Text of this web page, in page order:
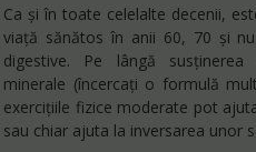
Ca și în toate celelalte decenii,
viață sănătos în anii 60, 70 și
digestive. Pe lângă susținerea
minerale (încercați o formulă
exercițiile fizice moderate pot
sau chiar ajuta la inversarea unor